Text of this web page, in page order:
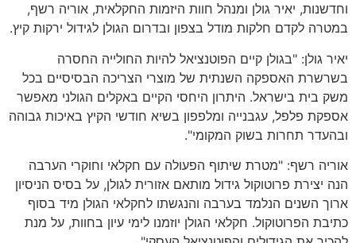
וחדשנות, יאיר גולן ומנהל חוות היזמות החקלאית, אוריה רשף,
במטרה לקדם חלקות מודל בצפון ובדרום הגולן לגידול ירקות קיץ.
יאיר גולן: "בגולן קיים הפוטנציאל להיות החולייה החסרה
בשרשרת האספקה השנתית של מוצרי הצריכה הבסיסיים בכל
משק בית בישראל. היתרון היחסי הקיים באקלים הגולני מאפשר
אספקת פלפל, עגבנייה ומלפפון בשיא חודשי הקיץ באיכות גבוהה
ובהעדר תחרות בשוק המקומי".
אוריה רשף: "מטרת שיתוף הפעולה עם חקלאי וחוקרי הערבה
הנה יצירת פרוטוקול גידול מותאם אזורית לגולן, על בסיס הניסיון
ארוך השנים הנלמד בערבה והנגשתו לחקלאי הגולן מיד בסוף
כתיבת הפרוטוקול. חקלאי הגולן יוזמנו לימי עיון בחוות, על מנת